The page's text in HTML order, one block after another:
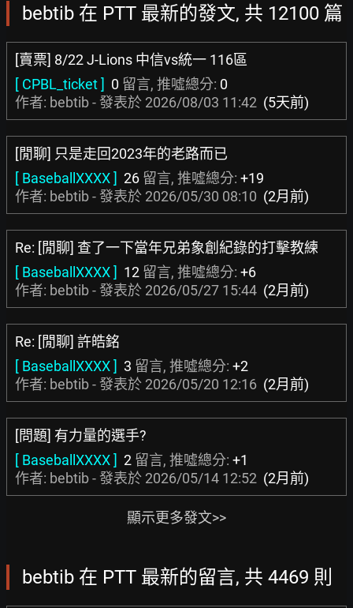
bebtib 在 PTT 最新的發文, 共 12100 篇
[賣票] 8/22 J-Lions 中信vs統一 116區
[ CPBL_ticket ] 0 留言, 推噓總分: 0
作者: bebtib - 發表於 2026/08/03 11:42 (5天前)
[閒聊] 只是走回2023年的老路而已
[ BaseballXXXX ] 26 留言, 推噓總分: +19
作者: bebtib - 發表於 2026/05/30 08:10 (2月前)
Re: [閒聊] 查了一下當年兄弟象創紀錄的打擊教練
[ BaseballXXXX ] 12 留言, 推噓總分: +6
作者: bebtib - 發表於 2026/05/27 15:44 (2月前)
Re: [閒聊] 許皓銘
[ BaseballXXXX ] 3 留言, 推噓總分: +2
作者: bebtib - 發表於 2026/05/20 12:16 (2月前)
[問題] 有力量的選手?
[ BaseballXXXX ] 2 留言, 推噓總分: +1
作者: bebtib - 發表於 2026/05/14 12:52 (2月前)
顯示更多發文>>
bebtib 在 PTT 最新的留言, 共 4469 則